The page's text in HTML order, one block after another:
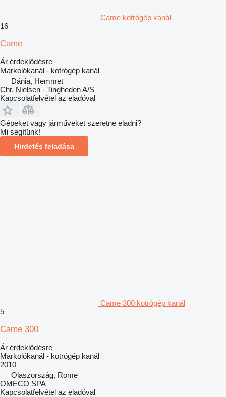
Came kotrógép kanál
16
Came
Ár érdeklődésre
Markolókanál - kotrógép kanál
Dánia, Hemmet
Chr. Nielsen - Tingheden A/S
Kapcsolatfelvétel az eladóval
Gépeket vagy járműveket szeretne eladni?
Mi segítünk!
Hirdetés feladása
Came 300 kotrógép kanál
5
Came 300
Ár érdeklődésre
Markolókanál - kotrógép kanál
2010
Olaszország, Rome
OMECO SPA
Kapcsolatfelvétel az eladóval